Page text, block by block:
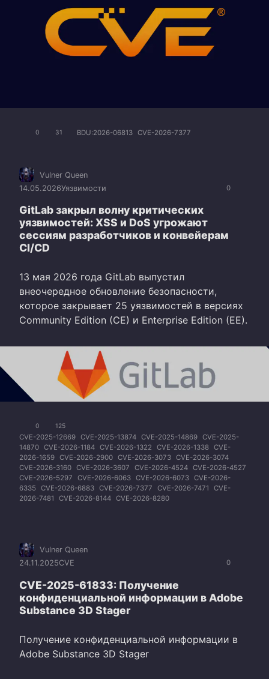
0 31 BDU:2026-06813 CVE-2026-7377
0
Vulner Queen
14.05.2026Уязвимости
GitLab закрыл волну критических
уязвимостей: XSS и DoS угрожают
сессиям разработчиков и конвейерам
CI/CD
13 мая 2026 года GitLab выпустил
внеочередное обновление безопасности,
которое закрывает 25 уязвимостей в версиях
Community Edition (CE) и Enterprise Edition (EE).
0 125
CVE-2025-12669 CVE-2025-13874 CVE-2025-14869 CVE-2025-
14870 CVE-2026-1184 CVE-2026-1322 CVE-2026-1338 CVE-
2026-1659 CVE-2026-2900 CVE-2026-3073 CVE-2026-3074
CVE-2026-3160 CVE-2026-3607 CVE-2026-4524 CVE-2026-4527
CVE-2026-5297
CVE-2026-6063 CVE-2026-6073 CVE-2026-
6335
CVE-2026-6883 CVE-2026-7377 CVE-2026-7471
CVE-
2026-7481
CVE-2026-8144 CVE-2026-8280
0
Vulner Queen
24.11.2025CVE
CVE-2025-61833: Получение
конфиденциальной информации в Adobe
Substance 3D Stager
Получение конфиденциальной информации в
Adobe Substance 3D Stager